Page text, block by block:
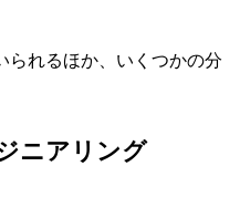
られるほか、いくつかの分
ニアリング